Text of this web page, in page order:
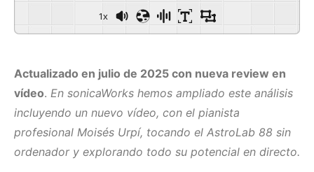
1x
Actualizado en julio de 2025 con nueva review en
vídeo. En sonicaWorks hemos ampliado este análisis
incluyendo un nuevo vídeo, con el pianista
profesional Moisés Urpí, tocando el AstroLab 88 sin
ordenador y explorando todo su potencial en directo.